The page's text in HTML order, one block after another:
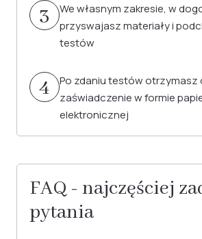
3
We własnym zakresie, w
przyswajasz materiały i
testów
4
Po zdaniu testów otrzymasz
zaświadczenie w formie
elektronicznej
FAQ - najczęściej
pytania